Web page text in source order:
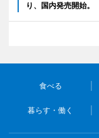
り、国内発売開始。
食べる
暮らす・働く